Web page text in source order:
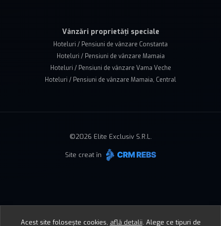
Vânzări proprietăți speciale
Hoteluri / Pensiuni de vânzare Constanta
Hoteluri / Pensiuni de vânzare Mamaia
Hoteluri / Pensiuni de vânzare Vama Veche
Hoteluri / Pensiuni de vânzare Mamaia, Central
©2026 Elite Exclusiv S.R.L.
Site creat în
Acest site folosește cookies, află detalii. Alege ce tipuri de